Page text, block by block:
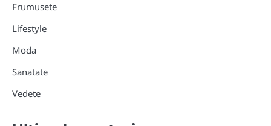
Frumusete
Lifestyle
Moda
Sanatate
Vedete